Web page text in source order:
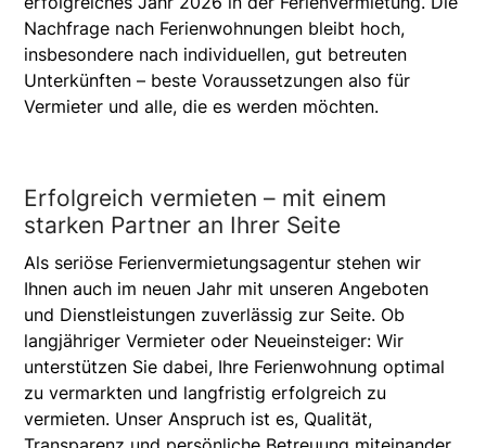
Nachfrage nach Ferienwohnungen bleibt hoch,
insbesondere nach individuellen, gut betreuten
Unterkünften – beste Voraussetzungen also für
Vermieter und alle, die es werden möchten.
Erfolgreich vermieten – mit einem
starken Partner an Ihrer Seite
Als seriöse Ferienvermietungsagentur stehen wir
Ihnen auch im neuen Jahr mit unseren Angeboten
und Dienstleistungen zuverlässig zur Seite. Ob
langjähriger Vermieter oder Neueinsteiger: Wir
unterstützen Sie dabei, Ihre Ferienwohnung optimal
zu vermarkten und langfristig erfolgreich zu
vermieten. Unser Anspruch ist es, Qualität,